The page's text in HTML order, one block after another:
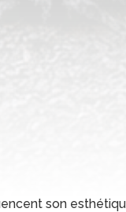
son